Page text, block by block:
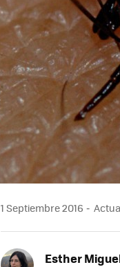
1 Septiembre 2016
Esther